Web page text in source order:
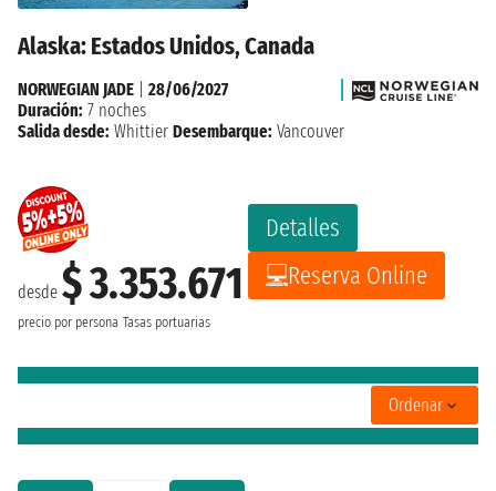
Alaska: Estados Unidos, Canada
desde $ 3.353.671
precio por persona Tasas portuarias
Detalles
Reserva Online
NORWEGIAN JADE
28/06/2027
Duración: 7 noches
Salida desde: Whittier Desembarque: Vancouver
Ordenar